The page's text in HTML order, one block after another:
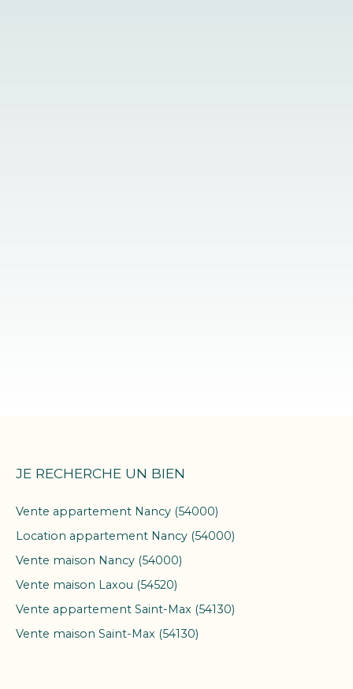
JE RECHERCHE UN BIEN
Vente appartement Nancy (54000)
Location appartement Nancy (54000)
Vente maison Nancy (54000)
Vente maison Laxou (54520)
Vente appartement Saint-Max (54130)
Vente maison Saint-Max (54130)